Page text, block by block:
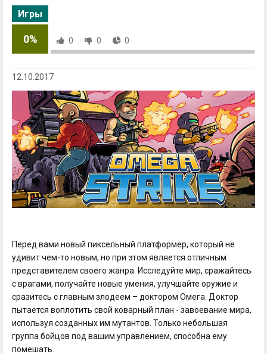
Игры
0% 0 0 0
12.10.2017
Перед вами новый пиксельный платформер, который не
удивит чем-то новым, но при этом является отличным
представителем своего жанра. Исследуйте мир, сражайтесь
с врагами, получайте новые умения, улучшайте оружие и
сразитесь с главным злодеем – доктором Омега. Доктор
пытается воплотить свой коварный план - завоевание мира,
используя созданных им мутантов. Только небольшая
группа бойцов под вашим управлением, способна ему
помешать.